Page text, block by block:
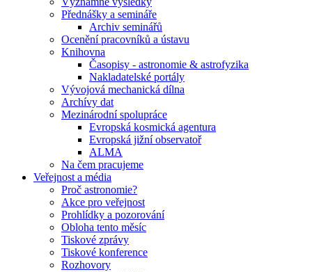
Přednášky a semináře
Archiv seminářů
Ocenění pracovníků a ústavu
Knihovna
Časopisy - astronomie & astrofyzika
Nakladatelské portály
Vývojová mechanická dílna
Archívy dat
Mezinárodní spolupráce
Evropská kosmická agentura
Evropská jižní observatoř
ALMA
Na čem pracujeme
Veřejnost a média
Proč astronomie?
Akce pro veřejnost
Prohlídky a pozorování
Obloha tento měsíc
Tiskové zprávy
Tiskové konference
Rozhovory